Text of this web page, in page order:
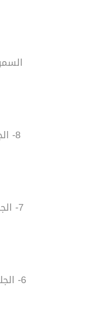
8- الجلسة الثامنة عملي
7- الجلسة السابعة عملي
6- الجلسة السادسة عملي